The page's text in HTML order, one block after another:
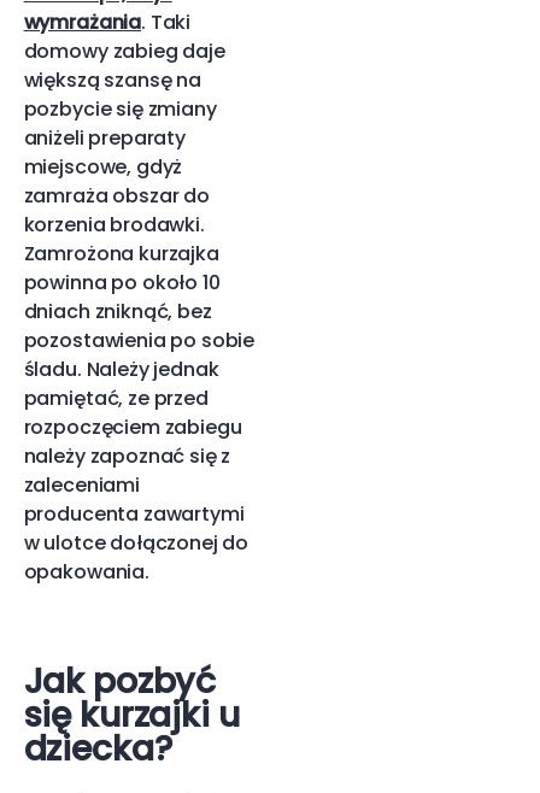
wymrażania. Taki
domowy zabieg daje
większą szansę na
pozbycie się zmiany
aniżeli preparaty
miejscowe, gdyż
zamraża obszar do
korzenia brodawki.
Zamrożona kurzajka
powinna po około 10
dniach zniknąć, bez
pozostawienia po sobie
śladu. Należy jednak
pamiętać, ze przed
rozpoczęciem zabiegu
należy zapoznać się z
zaleceniami
producenta zawartymi
w ulotce dołączonej do
opakowania.
Jak pozbyć
się kurzajki u
dziecka?